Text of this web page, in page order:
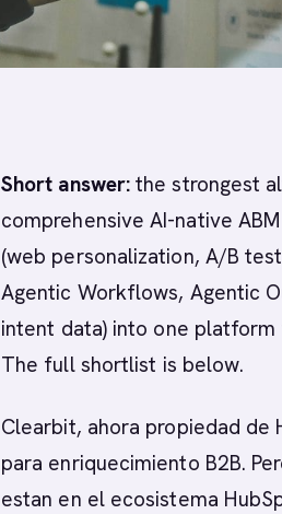
Short answer: the strongest
comprehensive AI-native
(web personalization, A/B
Agentic Workflows, Agentic
intent data) into one
The full shortlist is below.
Clearbit, ahora propiedad de
para enriquecimiento B2B.
estan en el ecosistema